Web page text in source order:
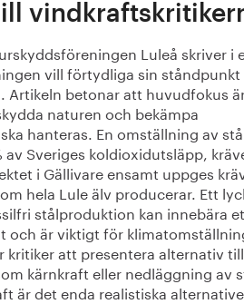
Luleå skriver i
vill förtydliga sin ståndpunkt
Artikeln betonar att huvudfokus
naturen och bekämpa
hanteras. En omställning av
av Sveriges koldioxidutsläpp,
i Gällivare ensamt uppges
hela Lule älv producerar. Ett
stålproduktion kan innebära
och är viktigt för
kritiker att presentera alternativ
kärnkraft eller nedläggning av
är det enda realistiska